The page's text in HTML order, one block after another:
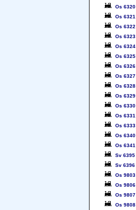
Os 6320
Os 6321
Os 6322
Os 6323
Os 6324
Os 6325
Os 6326
Os 6327
Os 6328
Os 6329
Os 6330
Os 6331
Os 6333
Os 6340
Os 6341
Sv 6395
Sv 6396
Os 9803
Os 9806
Os 9807
Os 9808